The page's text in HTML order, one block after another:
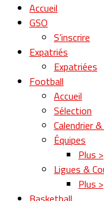
Accueil
GSO
S’inscrire
Expatriés
Expatriées
Football
Accueil
Sélection
Calendrier
Équipes
Plus >
Ligues &
Plus >